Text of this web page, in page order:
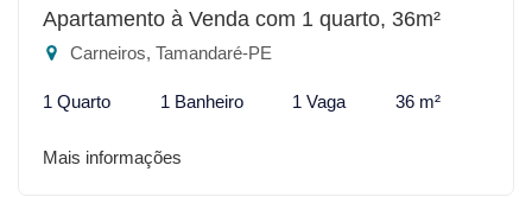
Apartamento à Venda com 1 quarto, 36m²
Carneiros, Tamandaré-PE
1 Quarto 1 Banheiro 1 Vaga 36 m²
Mais informações